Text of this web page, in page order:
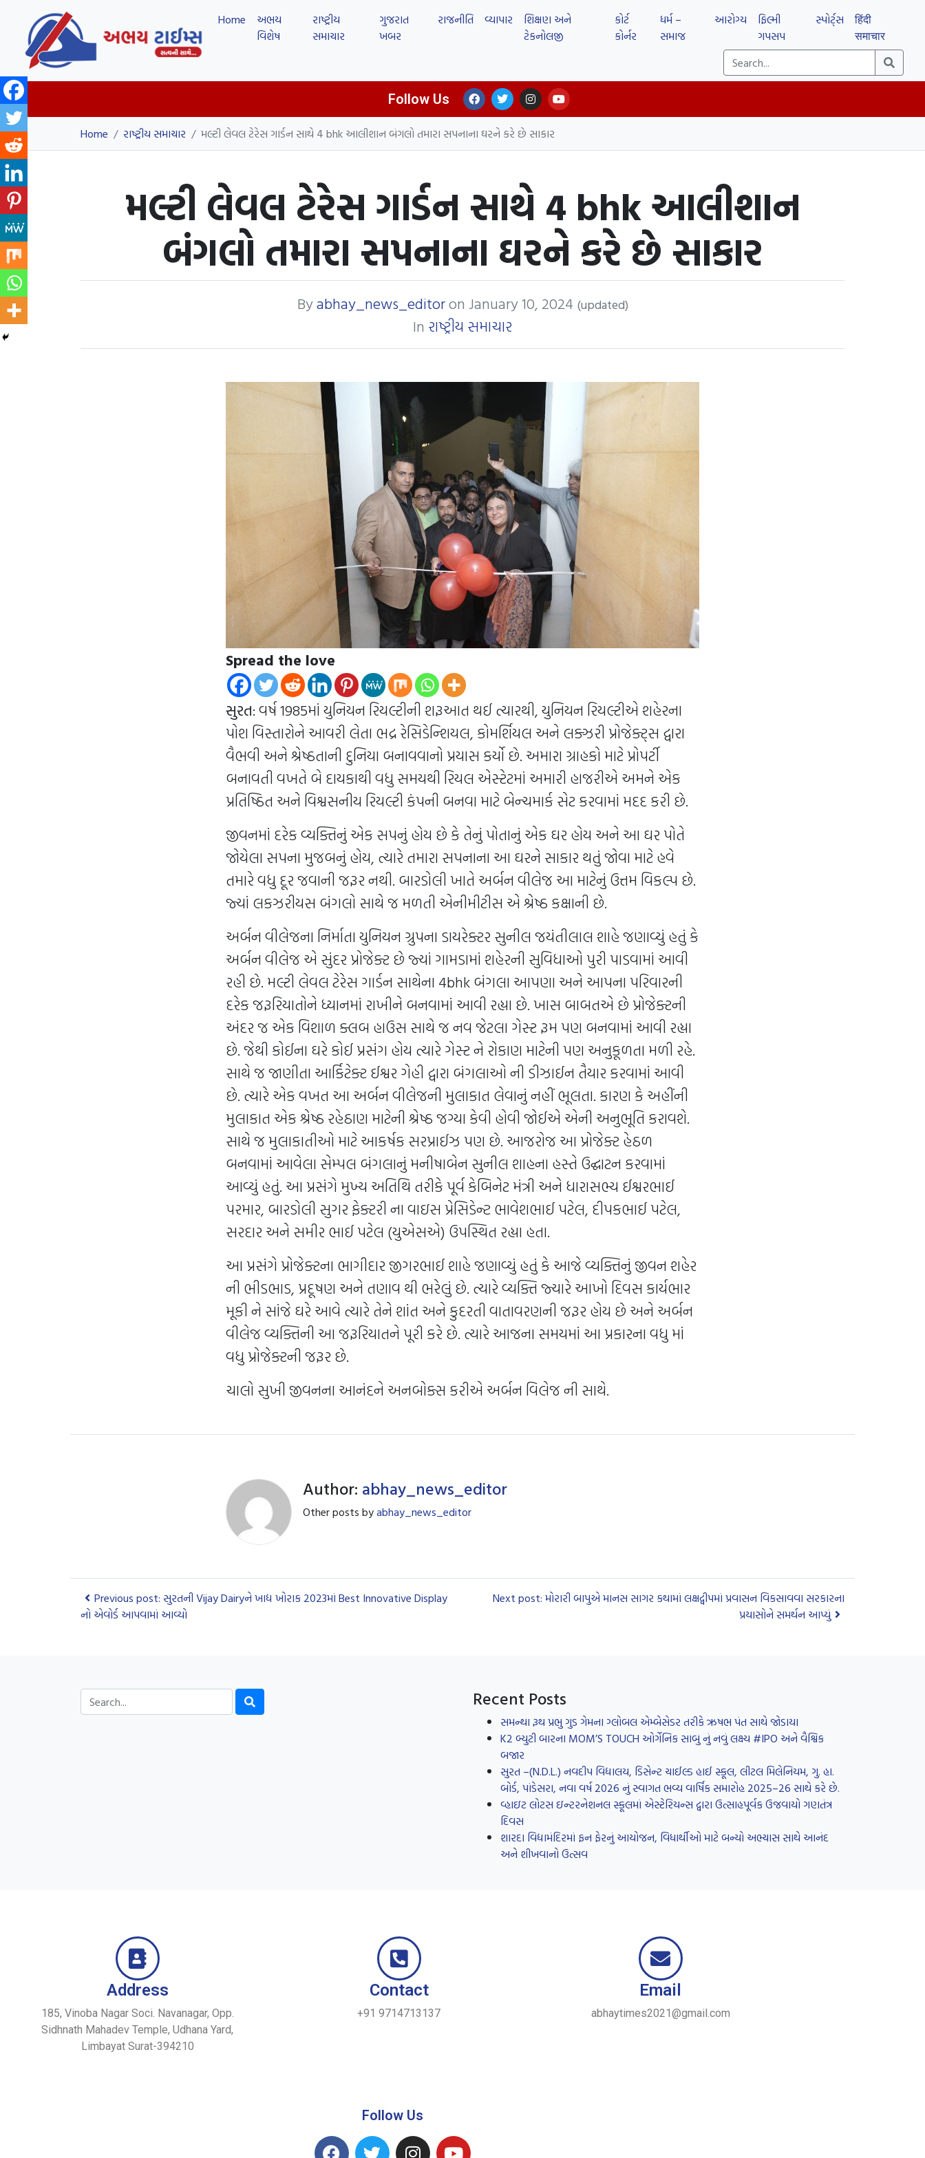
Home
અભય
વિશેષ
રાષ્ટ્રીય
સમાચાર
ગુજરાત
ખબર
રાજનીતિ વ્યાપાર
શિક્ષણ અને
ટેકનોલજી
કોર્ટ
કોર્નર
ધર્મ –
સમાજ
આરોગ્ય
ફિલ્મી
ગપસપ
સ્પોર્ટ્સ
हिंदी
समाचार
Follow Us
Home / રાષ્ટ્રીય સમાચાર / મલ્ટી લેવલ ટેરેસ ગાર્ડન સાથે 4 bhk આલીશાન બંગલો તમારા સપનાના ઘરને કરે છે સાકાર
મલ્ટી લેવલ ટેરેસ ગાર્ડન સાથે 4 bhk આલીશાન
બંગલો તમારા સપનાના ઘરને કરે છે સાકાર
Byabhay_news_editoron January 10, 2024 (updated)
In રાષ્ટ્રીય સમાચાર
Spread the love
સુરત: વર્ષ 1985માં યુનિયન રિયલ્ટીની શરૂઆત થઈ ત્યારથી, યુનિયન રિયલ્ટીએ શહેરના
પોશ વિસ્તારોને આવરી લેતા ભદ્ર રેસિડેન્શિયલ, કોમર્શિયલ અને લક્ઝરી પ્રોજેક્ટ્સ દ્વારા
વૈભવી અને શ્રેષ્ઠતાની દુનિયા બનાવવાનો પ્રયાસ કર્યો છે. અમારા ગ્રાહકો માટે પ્રોપર્ટી
બનાવતી વખતે બે દાયકાથી વધુ સમયથી રિયલ એસ્ટેટમાં અમારી હાજરીએ અમને એક
પ્રતિષ્ઠિત અને વિશ્વસનીય રિયલ્ટી કંપની બનવા માટે બેન્ચમાર્ક સેટ કરવામાં મદદ કરી છે.
જીવનમાં દરેક વ્યક્તિનું એક સપનું હોય છે કે તેનું પોતાનું એક ઘર હોય અને આ ઘર પોતે
જોયેલા સપના મુજબનું હોય, ત્યારે તમારા સપનાના આ ઘરને સાકાર થતું જોવા માટે હવે
તમારે વધુ દૂર જવાની જરૂર નથી. બારડોલી ખાતે અર્બન વીલેજ આ માટેનું ઉત્તમ વિકલ્પ છે.
જ્યાં લકઝરીયસ બંગલો સાથે જ મળતી એનીમીટીસ એ શ્રેષ્ઠ કક્ષાની છે.
અર્બન વીલેજના નિર્માતા યુનિયન ગ્રુપના ડાયરેક્ટર સુનીલ જયંતીલાલ શાહે જણાવ્યું હતું કે
અર્બન વીલેજ એ સુંદર પ્રોજેક્ટ છે જ્યાં ગામડામાં શહેરની સુવિધાઓ પુરી પાડવામાં આવી
રહી છે. મલ્ટી લેવલ ટેરેસ ગાર્ડન સાથેના 4bhk બંગલા આપણા અને આપના પરિવારની
દરેક જરૂરિયાતોને ધ્યાનમાં રાખીને બનવામાં આવી રહ્યા છે. ખાસ બાબતએ છે પ્રોજેક્ટની
અંદર જ એક વિશાળ ક્લબ હાઉસ સાથે જ નવ જેટલા ગેસ્ટ રૂમ પણ બનવામાં આવી રહ્યા
છે. જેથી કોઈના ઘરે કોઈ પ્રસંગ હોય ત્યારે ગેસ્ટ ને રોકાણ માટેની પણ અનુકૂળતા મળી રહે.
સાથે જ જાણીતા આર્કિટેક્ટ ઈશ્વર ગેહી દ્વારા બંગલાઓ ની ડીઝાઈન તૈયાર કરવામાં આવી
છે. ત્યારે એક વખત આ અર્બન વીલેજની મુલાકાત લેવાનું નહીં ભૂલતા. કારણ કે અહીંની
મુલાકાત એક શ્રેષ્ઠ રહેઠાણ માટેની શ્રેષ્ઠ જગ્યા કેવી હોવી જોઈએ એની અનુભૂતિ કરાવશે.
સાથે જ મુલાકાતીઓ માટે આકર્ષક સરપ્રાઈઝ પણ છે. આજરોજ આ પ્રોજેક્ટ હેઠળ
બનવામાં આવેલા સેમ્પલ બંગલાનું મનીષાબેન સુનીલ શાહના હસ્તે ઉદ્ઘાટન કરવામાં
આવ્યું હતું. આ પ્રસંગે મુખ્ય અતિથિ તરીકે પૂર્વ કેબિનેટ મંત્રી અને ધારાસભ્ય ઈશ્વરભાઈ
પરમાર, બારડોલી સુગર ફેક્ટરી ના વાઇસ પ્રેસિડેન્ટ ભાવેશભાઈ પટેલ, દીપકભાઈ પટેલ,
સરદાર અને સમીર ભાઈ પટેલ (યુએસએ) ઉપસ્થિત રહ્યા હતા.
આ પ્રસંગે પ્રોજેક્ટના ભાગીદાર જીગરભાઈ શાહે જણાવ્યું હતું કે આજે વ્યક્તિનું જીવન શહેર
ની ભીડભાડ, પ્રદૂષણ અને તણાવ થી ભરેલું છે. ત્યારે વ્યક્તિ જ્યારે આખો દિવસ કાર્યભાર
મૂકી ને સાંજે ઘરે આવે ત્યારે તેને શાંત અને કુદરતી વાતાવરણની જરૂર હોય છે અને અર્બન
વીલેજ વ્યક્તિની આ જરૂરિયાતને પૂરી કરે છે. ત્યારે આજના સમયમાં આ પ્રકારના વધુ માં
વધુ પ્રોજેક્ટની જરૂર છે.
ચાલો સુખી જીવનના આનંદને અનબોક્સ કરીએ અર્બન વિલેજ ની સાથે.
Author: abhay_news_editor
Other posts byabhay_news_editor
Previous post: સુરતની Vijay Dairyને ખાદ્ય ખોરાક 2023માં Best Innovative Display
નો એવોર્ડ આપવામાં આવ્યો
Next post: મોરારી બાપુએ માનસ સાગર કથામાં લક્ષદ્વીપમાં પ્રવાસન વિકસાવવા સરકારના
પ્રયાસોને સમર્થન આપ્યું
Recent Posts
સમન્થા રૂથ પ્રભુ ગુડ ગેમના ગ્લોબલ એમ્બેસેડર તરીકે ઋષભ પંત સાથે જોડાયા
K2 બ્યુટી બારના MOM’S TOUCH ઓર્ગેનિક સાબુ નું નવું લક્ષ્ય #IPO અને વૈશ્વિક
બજાર
સુરત –(N.D.L.) નવદીપ વિદ્યાલય, ડિસેન્ટ ચાઈલ્ડ હાઈ સ્કૂલ, લીટલ મિલેનિયમ, ગુ. હા.
બોર્ડ, પાંડેસરા, નવા વર્ષ 2026 નું સ્વાગત ભવ્ય વાર્ષિક સમારોહ 2025–26 સાથે કરે છે.
વ્હાઇટ લોટસ ઇન્ટરનેશનલ સ્કૂલમાં એસ્ટેરિયન્સ દ્વારા ઉત્સાહપૂર્વક ઉજવાયો ગણતંત્ર
દિવસ
શારદા વિદ્યામંદિરમાં ફન ફેરનું આયોજન, વિધાર્થીઓ માટે બન્યો અભ્યાસ સાથે આનંદ
અને શીખવાનો ઉત્સવ
Address
185, Vinoba Nagar Soci. Navanagar, Opp.
Sidhnath Mahadev Temple, Udhana Yard,
Limbayat Surat-394210
Contact
+91 9714713137
Email
abhaytimes2021@gmail.com
Follow Us